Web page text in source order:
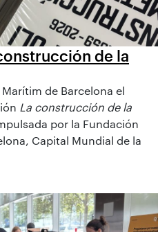
de la
de Barcelona el
La construcción de la
por la Fundación
Capital Mundial de la